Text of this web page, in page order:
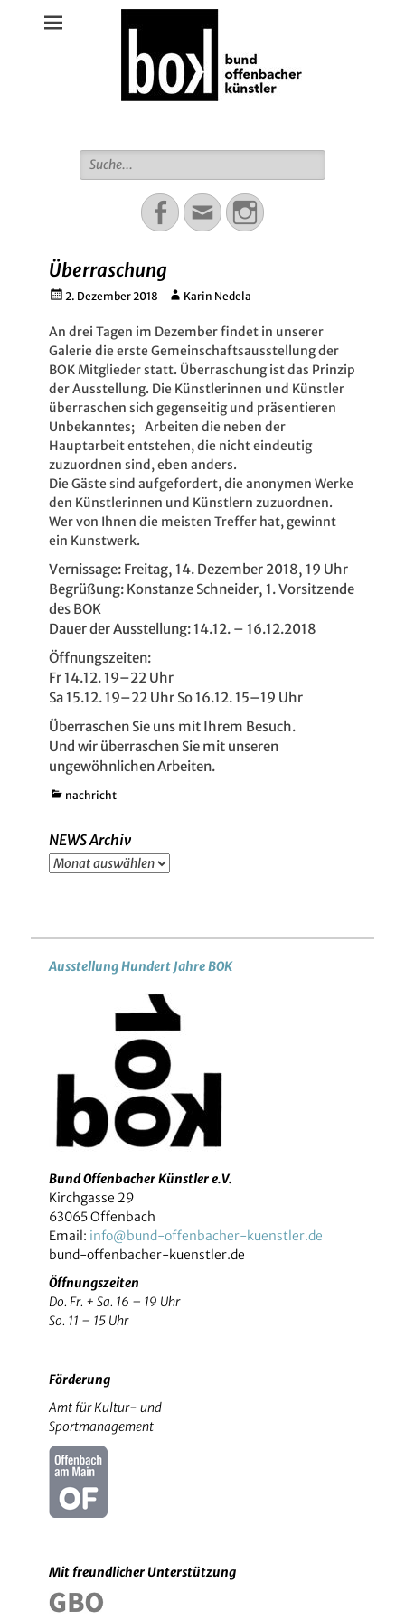
Suche
für:
Facebook
EmailInstagram
Überraschung
Gepostet
2. Dezember 2018 AutorKarin Nedela
An drei Tagen im Dezember findet in unserer
Galerie die erste Gemeinschaftsausstellung der
BOK Mitglieder statt. Überraschung ist das Prinzip
der Ausstellung. Die Künstlerinnen und Künstler
überraschen sich gegenseitig und präsentieren
Unbekanntes; Arbeiten die neben der
Hauptarbeit entstehen, die nicht eindeutig
zuzuordnen sind, eben anders.
Die Gäste sind aufgefordert, die anonymen Werke
den Künstlerinnen und Künstlern zuzuordnen.
Wer von Ihnen die meisten Treffer hat, gewinnt
ein Kunstwerk.
Vernissage: Freitag, 14. Dezember 2018, 19 Uhr
Begrüßung: Konstanze Schneider, 1. Vorsitzende
des BOK
Dauer der Ausstellung: 14.12. – 16.12.2018
Öffnungszeiten:
Fr 14.12. 19–22 Uhr
Sa 15.12. 19–22 Uhr So 16.12. 15–19 Uhr
Überraschen Sie uns mit Ihrem Besuch.
Und wir überraschen Sie mit unseren
ungewöhnlichen Arbeiten.
Kategorien
nachricht
NEWS Archiv
NEWS
Ausstellung Hundert Jahre BOK
Bund Offenbacher Künstler e.V.
Kirchgasse 29
63065 Offenbach
Email: info@bund-offenbacher-kuenstler.de
bund-offenbacher-kuenstler.de
Öffnungszeiten
Do. Fr. + Sa. 16 – 19 Uhr
So. 11 – 15 Uhr
Förderung
Amt für Kultur- und
Sportmanagement
Mit freundlicher Unterstützung